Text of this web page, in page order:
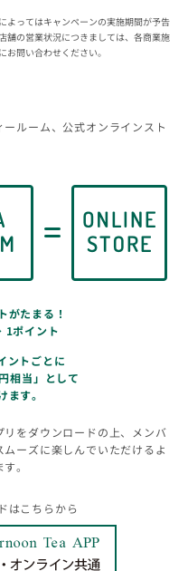
よってはキャンペーンの実施期間が予告
舗の営業状況につきましては、各商業施
問い合わせください。
ルーム、公式オンラインスト
がたまる！
ポイント
ントごとに
相当」として
ます。
をダウンロードの上、メンバ
ーズに楽しんでいただけるよ
。
はこちらから